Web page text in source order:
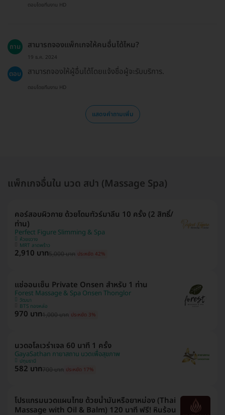
ตอบโดยทีมงาน HD
ถาม สามารถจองแพ็กเกจให้คนอื่นได้ไหม?
19 ธ.ค. 2024
ตอบ สามารถจองให้ผู้อื่นได้โดยแจ้งชื่อผู้จะรับบริการ.
ตอบโดยทีมงาน HD
แสดงคำถามเพิ่ม
แพ็กเกจอื่นใน นวด สปา (Massage Spa)
คอร์สอบผิวกาย ด้วยโดมทัวร์มาลีน 10 ครั้ง (2 สิทธิ์/
ท่าน)
Perfect Figure Slimming & Spa
ห้วยขวาง
MRT ลาดพร้าว
2,910 บาท5,000 บาท ประหยัด 42%
แช่ออนเซ็น Private Onsen สำหรับ 1 ท่าน
Forest Massage & Spa Onsen Thonglor
วัฒนา
BTS ทองหล่อ
970 บาท1,000 บาท ประหยัด 3%
นวดอโลเวร่าเจล 60 นาที 1 ครั้ง
GayaSathan กายาสถาน นวดเพื่อสุขภาพ
ปทุมธานี
582 บาท700 บาท ประหยัด 17%
โปรแกรมนวดแผนไทย ด้วยน้ำมันหรือยาหม่อง (Thai
Massage with Oil & Balm) 120 นาที ฟรี! หินร้อน